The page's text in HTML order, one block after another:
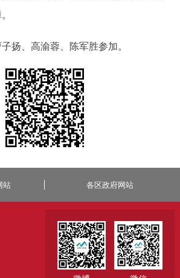
扬、高渝蓉、陈军胜参加。
站 各区政府网站